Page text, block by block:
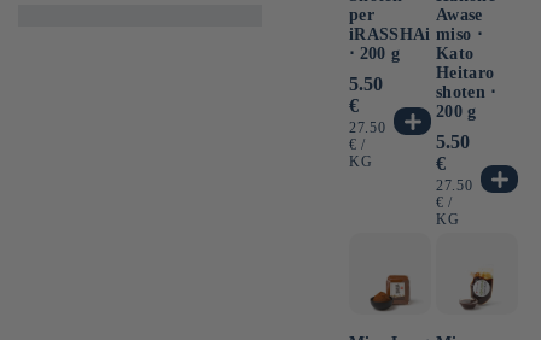
per
iRASSHAi
⋅ 200 g
Prezzo
di
listino
5.50
€
PREZZO
UNITARIO
27.50
€ /
KG
Awase
miso ⋅
Kato
Heitaro
shoten ⋅
200 g
Prezzo
di
listino
5.50
€
PREZZO
UNITARIO
27.50
€ /
KG